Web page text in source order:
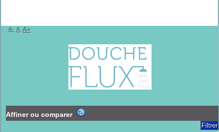
A- A A+
Affiner ou comparer